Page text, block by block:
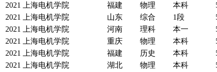
2021
上海电机学院 福建 物理 本科
2021
上海电机学院 山东 综合 1段
2021
上海电机学院 河南 理科 本一
2021
上海电机学院 重庆 物理 本科
2021
上海电机学院 福建 历史 本科
2021
上海电机学院 湖北 物理 本科